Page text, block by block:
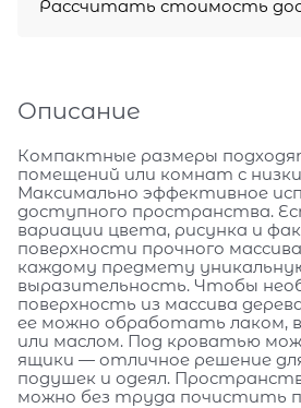
Рассчитать стоимость
Описание
Компактные размеры
помещений или комнат с
Максимально эффективное
доступного пространства.
вариации цвета, рисунка и
поверхности прочного
каждому предмету
выразительность. Чтобы
поверхность из массива
ее можно обработать лаком,
или маслом. Под кроватью
ящики — отличное решение
подушек и одеял.
можно без труда почистить